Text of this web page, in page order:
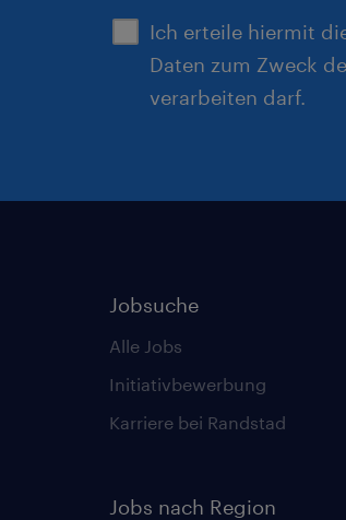
Ich erteile hiermit
Daten zum Zweck
verarbeiten darf.
Jobsuche
Alle Jobs
Initiativbewerbung
Karriere bei Randstad
Jobs nach Region